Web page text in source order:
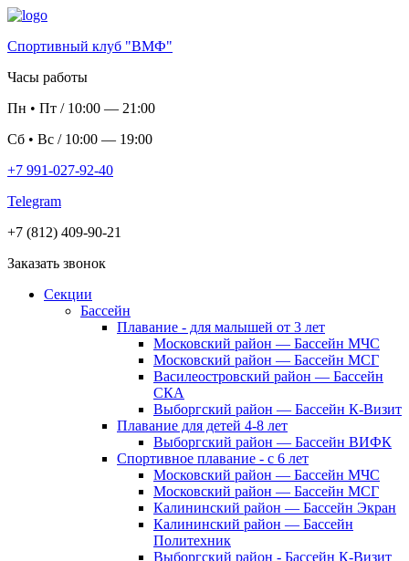
Спортивный клуб "ВМФ"
Часы работы
Пн • Пт / 10:00 — 21:00
Сб • Вс / 10:00 — 19:00
+7 991-027-92-40
Telegram
+7 (812) 409-90-21
Заказать звонок
Секции
Бассейн
Плавание - для малышей от 3 лет
Московский район — Бассейн МЧС
Московский район — Бассейн МСГ
Василеостровский район — Бассейн
СКА
Выборгский район — Бассейн К-Визит
Плавание для детей 4-8 лет
Выборгский район — Бассейн ВИФК
Спортивное плавание - с 6 лет
Московский район — Бассейн МЧС
Московский район — Бассейн МСГ
Калининский район — Бассейн Экран
Калининский район — Бассейн
Политехник
Выборгский район - Бассейн К-Визит